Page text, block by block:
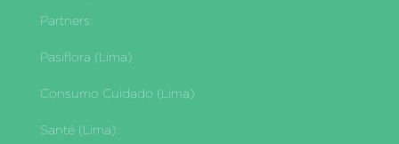
Partners:
Pasiflora (Lima)
Consumo Cuidado (Lima)
Santé (Lima)